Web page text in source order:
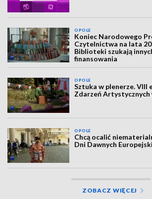
OPOLE
Koniec Narodowego
Czytelnictwa na lata
Biblioteki szukają
finansowania
OPOLE
Sztuka w plenerze. VIII
Zdarzeń Artystycznych
OPOLE
Chcą ocalić
Dni Dawnych
ZOBACZ WIĘCEJ